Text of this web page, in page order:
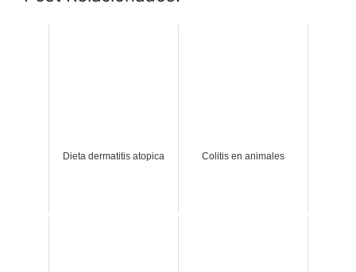
Dieta dermatitis atopica Colitis en animales